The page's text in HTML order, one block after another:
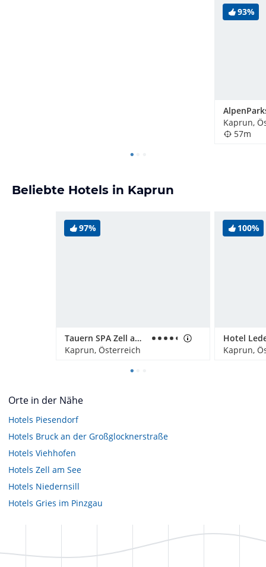
93%
Kaprun,
57m
Beliebte Hotels in Kaprun
97%
Tauern SPA Zell am See-Kaprun
Kaprun, Österreich
100%
Kaprun,
Orte in der Nähe
Hotels Piesendorf
Hotels Bruck an der Großglocknerstraße
Hotels Viehhofen
Hotels Zell am See
Hotels Niedernsill
Hotels Gries im Pinzgau